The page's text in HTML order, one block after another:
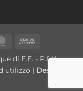
MasterCard
Delivery
di E.E. - P.IVA
utilizzo | Design by